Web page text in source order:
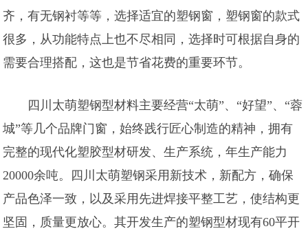
齐，有无钢衬等等，选择适宜的塑钢窗，塑钢窗的款式
很多，从功能特点上也不尽相同，选择时可根据自身的
需要合理搭配，这也是节省花费的重要环节。
四川太萌塑钢型材料主要经营“太萌”、“好望”、“蓉
城”等几个品牌门窗，始终践行匠心制造的精神，拥有
完整的现代化塑胶型材研发、生产系统，年生产能力
20000余吨。四川太萌塑钢采用新技术，新配方，确保
产品色泽一致，以及采用先进焊接平整工艺，使结构更
坚固，质量更放心。其开发生产的塑钢型材现有60平开